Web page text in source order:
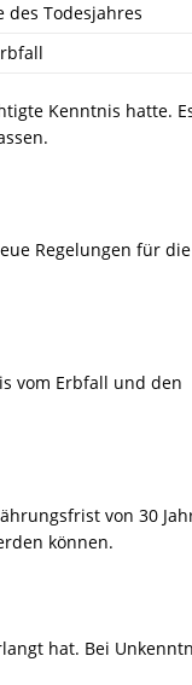
des Todesjahres
Kenntnis hatte.
Regelungen für die
vom Erbfall und den
von 30
können.
hat. Bei